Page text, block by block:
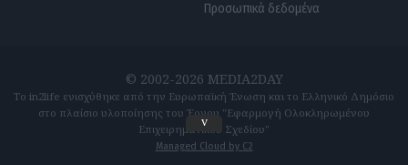
Προσωπικά δεδομένα
© 2002-2026 MEDIA2DAY
Το in2life ενισχύθηκε από την Ευρωπαϊκή Ένωση και το Ελληνικό Δημόσιο
στο πλαίσιο υλοποίησης του Έργου "Εφαρμογή Ολοκληρωμένου
Επιχειρηματικού Σχεδίου"
Managed Cloud by C2
v